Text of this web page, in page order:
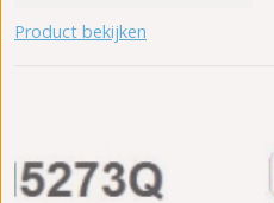
Product bekijken